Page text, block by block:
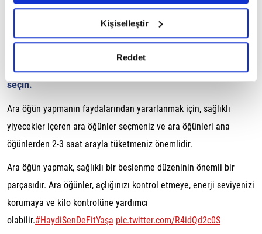
okumak ve sitemizi ziyaretiniz kapsamında
gerçekleştirilen veri işleme faaliyetleri ile ilgili daha
detaylı bilgi almak için lütfentıklayınız.
Kişiselleştir
Reddet
Ara öğünlerinizi, 100-200 kalori arasında olacak şekilde
planlayın.
Ara öğünlerinizi, meyveler, sebzeler, tam tahıllar ve
yağsız proteinler gibi sağlıklı yiyecekler içerecek şekilde
seçin.
Ara öğün yapmanın faydalarından yararlanmak için, sağlıklı
yiyecekler içeren ara öğünler seçmeniz ve ara öğünleri ana
öğünlerden 2-3 saat arayla tüketmeniz önemlidir.
Ara öğün yapmak, sağlıklı bir beslenme düzeninin önemli bir
parçasıdır. Ara öğünler, açlığınızı kontrol etmeye, enerji seviyenizi
korumaya ve kilo kontrolüne yardımcı
olabilir.#HaydiSenDeFitYaşa pic.twitter.com/R4idQd2c0S